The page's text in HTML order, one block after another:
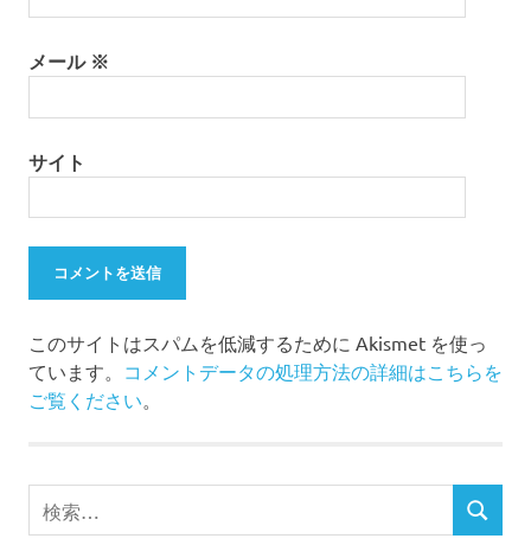
メール ※
サイト
このサイトはスパムを低減するために Akismet を使っ
ています。 コメントデータの処理方法の詳細はこちらを
ご覧ください。
検
索
検